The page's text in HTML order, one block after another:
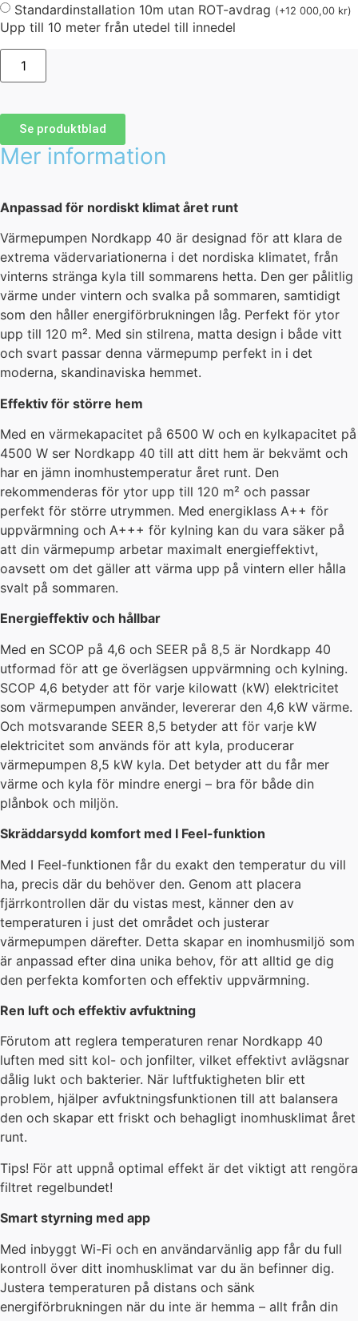
Standardinstallation 10m utan ROT-avdrag (+12 000,00 kr)
Upp till 10 meter från utedel till innedel
Se produktblad
Mer information
Anpassad för nordiskt klimat året runt
Värmepumpen Nordkapp 40 är designad för att klara de
extrema vädervariationerna i det nordiska klimatet, från
vinterns stränga kyla till sommarens hetta. Den ger pålitlig
värme under vintern och svalka på sommaren, samtidigt
som den håller energiförbrukningen låg. Perfekt för ytor
upp till 120 m². Med sin stilrena, matta design i både vitt
och svart passar denna värmepump perfekt in i det
moderna, skandinaviska hemmet.
Effektiv för större hem
Med en värmekapacitet på 6500 W och en kylkapacitet på
4500 W ser Nordkapp 40 till att ditt hem är bekvämt och
har en jämn inomhustemperatur året runt. Den
rekommenderas för ytor upp till 120 m² och passar
perfekt för större utrymmen. Med energiklass A++ för
uppvärmning och A+++ för kylning kan du vara säker på
att din värmepump arbetar maximalt energieffektivt,
oavsett om det gäller att värma upp på vintern eller hålla
svalt på sommaren.
Energieffektiv och hållbar
Med en SCOP på 4,6 och SEER på 8,5 är Nordkapp 40
utformad för att ge överlägsen uppvärmning och kylning.
SCOP 4,6 betyder att för varje kilowatt (kW) elektricitet
som värmepumpen använder, levererar den 4,6 kW värme.
Och motsvarande SEER 8,5 betyder att för varje kW
elektricitet som används för att kyla, producerar
värmepumpen 8,5 kW kyla. Det betyder att du får mer
värme och kyla för mindre energi – bra för både din
plånbok och miljön.
Skräddarsydd komfort med I Feel-funktion
Med I Feel-funktionen får du exakt den temperatur du vill
ha, precis där du behöver den. Genom att placera
fjärrkontrollen där du vistas mest, känner den av
temperaturen i just det området och justerar
värmepumpen därefter. Detta skapar en inomhusmiljö som
är anpassad efter dina unika behov, för att alltid ge dig
den perfekta komforten och effektiv uppvärmning.
Ren luft och effektiv avfuktning
Förutom att reglera temperaturen renar Nordkapp 40
luften med sitt kol- och jonfilter, vilket effektivt avlägsnar
dålig lukt och bakterier. När luftfuktigheten blir ett
problem, hjälper avfuktningsfunktionen till att balansera
den och skapar ett friskt och behagligt inomhusklimat året
runt.
Tips! För att uppnå optimal effekt är det viktigt att rengöra
filtret regelbundet!
Smart styrning med app
Med inbyggt Wi-Fi och en användarvänlig app får du full
kontroll över ditt inomhusklimat var du än befinner dig.
Justera temperaturen på distans och sänk
energiförbrukningen när du inte är hemma – allt från din